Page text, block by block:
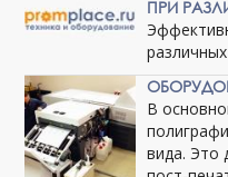
ПРИ
В
вида. Это